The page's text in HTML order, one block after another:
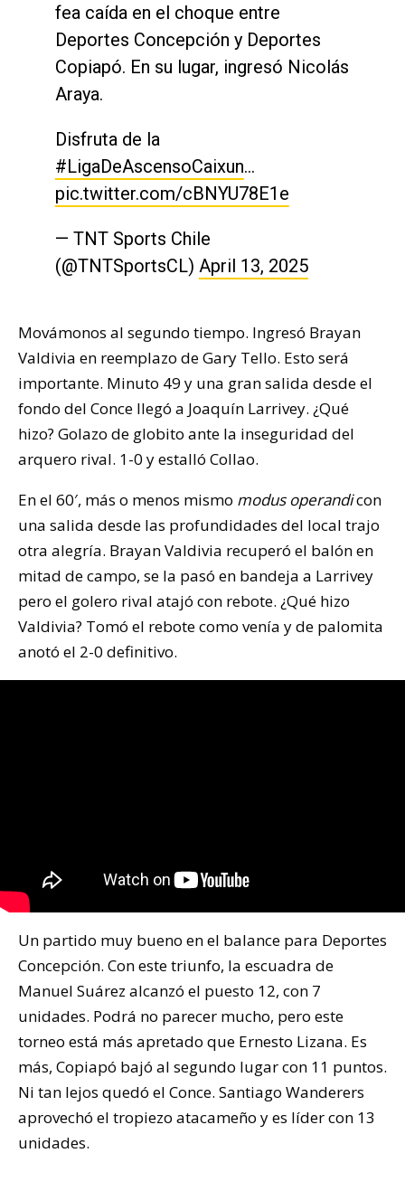
fea caída en el choque entre
Deportes Concepción y Deportes
Copiapó. En su lugar, ingresó Nicolás
Araya.
Disfruta de la
#LigaDeAscensoCaixun…
pic.twitter.com/cBNYU78E1e
— TNT Sports Chile
(@TNTSportsCL) April 13, 2025
Movámonos al segundo tiempo. Ingresó Brayan
Valdivia en reemplazo de Gary Tello. Esto será
importante. Minuto 49 y una gran salida desde el
fondo del Conce llegó a Joaquín Larrivey. ¿Qué
hizo? Golazo de globito ante la inseguridad del
arquero rival. 1-0 y estalló Collao.
En el 60′, más o menos mismo modus operandicon
una salida desde las profundidades del local trajo
otra alegría. Brayan Valdivia recuperó el balón en
mitad de campo, se la pasó en bandeja a Larrivey
pero el golero rival atajó con rebote. ¿Qué hizo
Valdivia? Tomó el rebote como venía y de palomita
anotó el 2-0 definitivo.
Un partido muy bueno en el balance para Deportes
Concepción. Con este triunfo, la escuadra de
Manuel Suárez alcanzó el puesto 12, con 7
unidades. Podrá no parecer mucho, pero este
torneo está más apretado que Ernesto Lizana. Es
más, Copiapó bajó al segundo lugar con 11 puntos.
Ni tan lejos quedó el Conce. Santiago Wanderers
aprovechó el tropiezo atacameño y es líder con 13
unidades.